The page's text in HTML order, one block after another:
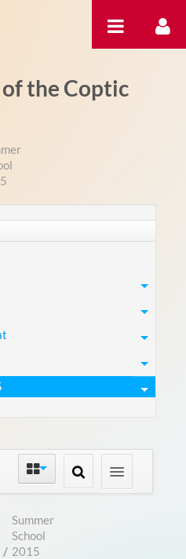
the Coptic
/
Summer
School
2015